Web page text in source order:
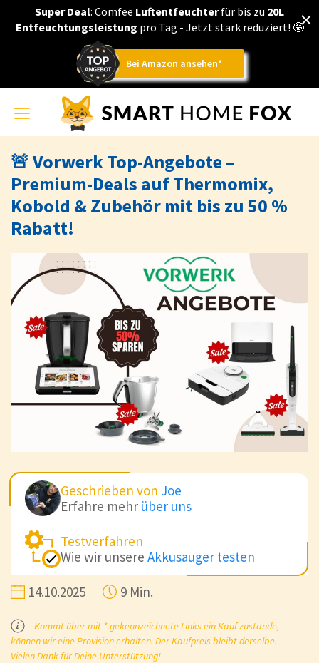
Super Deal: Comfee Luftentfeuchterfür bis zu 20L
Entfeuchtungsleistung pro Tag - Jetzt stark reduziert! 🤩
Bei Amazon ansehen*
Toggle
navigation
🚨 Vorwerk Top-Angebote –
Premium-Deals auf Thermomix,
Kobold & Zubehör mit bis zu 50 %
Rabatt!
Geschrieben von Joe
Erfahre mehr über uns
Testverfahren
Wie wir unsere Akkusauger testen
14.10.2025 9 Min.
Kommt über mit * gekennzeichnete Links ein Kauf zustande,
können wir eine Provision erhalten. Der Kaufpreis bleibt derselbe.
Vielen Dank für Deine Unterstützung!